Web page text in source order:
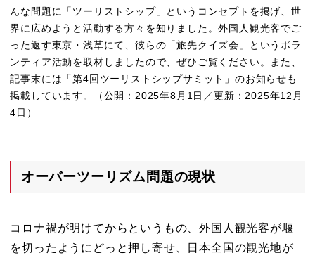
んな問題に「ツーリストシップ」というコンセプトを掲げ、世
界に広めようと活動する方々を知りました。外国人観光客でご
った返す東京・浅草にて、彼らの「旅先クイズ会」というボラ
ンティア活動を取材しましたので、ぜひご覧ください。また、
記事末には「第4回ツーリストシップサミット」のお知らせも
掲載しています。（公開：2025年8月1日／更新：2025年12月
4日）
オーバーツーリズム問題の現状
コロナ禍が明けてからというもの、外国人観光客が堰
を切ったようにどっと押し寄せ、日本全国の観光地が